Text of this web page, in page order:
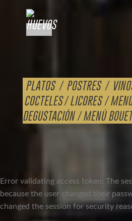
PLATOS / POSTRES /
COCTELES /LICORES/
DEGUSTACIÓN/MENÚ BOUET
Error validating access token: The
because the user changed their
changed the session for security